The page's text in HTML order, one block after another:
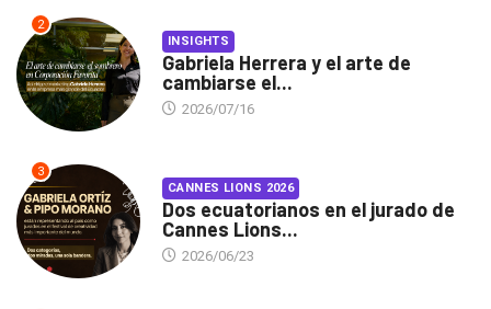
2
INSIGHTS
Gabriela Herrera y el arte de
cambiarse el...
2026/07/16
3
CANNES LIONS 2026
Dos ecuatorianos en el jurado de
Cannes Lions...
2026/06/23